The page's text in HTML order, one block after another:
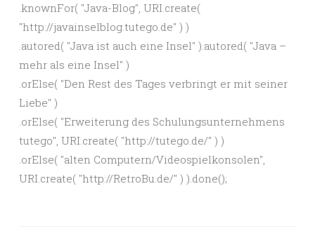
.knownFor( "Java-Blog", URI.create(
"http://javainselblog.tutego.de" ) )
.autored( "Java ist auch eine Insel" ).autored( "Java –
mehr als eine Insel" )
.orElse( "Den Rest des Tages verbringt er mit seiner
Liebe" )
.orElse( "Erweiterung des Schulungsunternehmens
tutego", URI.create( "http://tutego.de/" ) )
.orElse( "alten Computern/Videospielkonsolen",
URI.create( "http://RetroBu.de/" ) ).done();